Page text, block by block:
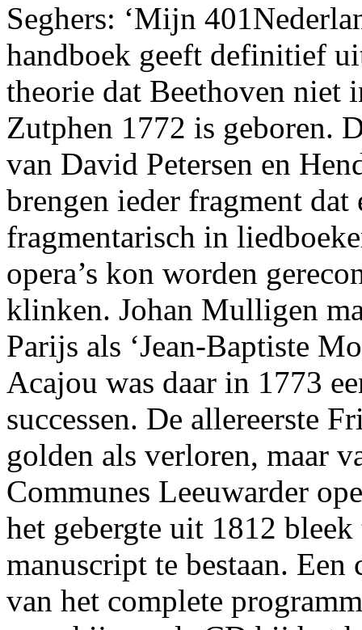
Seghers: ‘Mijn
handboek geeft definitief
theorie dat Beethoven niet
Zutphen 1772 is geboren.
van David Petersen en
brengen ieder fragment dat
fragmentarisch in
opera’s kon worden
klinken. Johan Mulligen
Parijs als ‘Jean-Baptiste
Acajou was daar in 1773
successen. De allereerste
golden als verloren, maar
Communes Leeuwarder
het gebergte uit 1812 bleek
manuscript te bestaan. Een
van het complete